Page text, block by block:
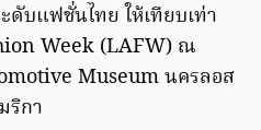
บแฟชั่นไทย ให้เทียบเท่า
Week (LAFW) ณ
Museum นครลอส
ริกา